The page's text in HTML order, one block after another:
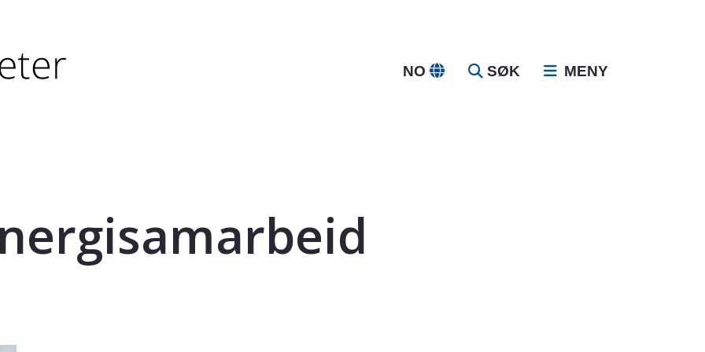
eller - (minus) for å forminske.
eller - (minus) for å forminske.
NO SØK MENY